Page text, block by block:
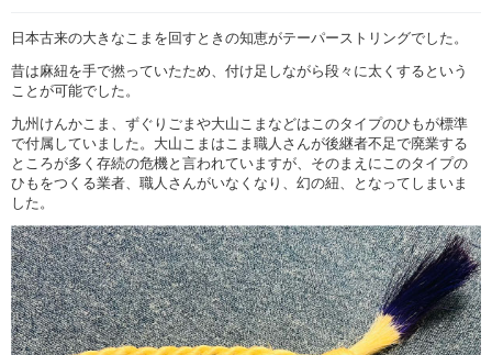
日本古来の大きなこまを回すときの知恵がテーパーストリングでした。
昔は麻紐を手で撚っていたため、付け足しながら段々に太くするという
ことが可能でした。
九州けんかこま、ずぐりごまや大山こまなどはこのタイプのひもが標準
で付属していました。大山こまはこま職人さんが後継者不足で廃業する
ところが多く存続の危機と言われていますが、そのまえにこのタイプの
ひもをつくる業者、職人さんがいなくなり、幻の紐、となってしまいま
した。